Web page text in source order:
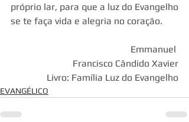
próprio lar, para que a luz do Evangelho
se te faça vida e alegria no coração.
Emmanuel
Francisco Cândido Xavier
Livro: Família Luz do Evangelho
EVANGÉLICO